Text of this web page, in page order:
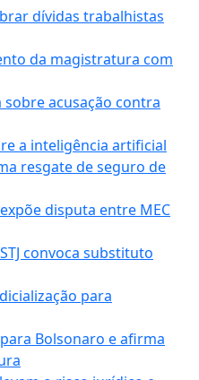
dívidas trabalhistas
da magistratura com
acusação contra
a inteligência artificial
resgate de seguro de
disputa entre MEC
convoca substituto
para
Bolsonaro e afirma